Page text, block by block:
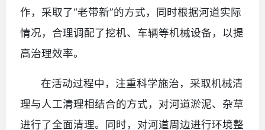
作，采取了“老带新”的方式，同时根据河道实际
情况，合理调配了挖机、车辆等机械设备，以提
高治理效率。
在活动过程中，注重科学施治，采取机械清
理与人工清理相结合的方式，对河道淤泥、杂草
进行了全面清理。同时，对河道周边进行环境整